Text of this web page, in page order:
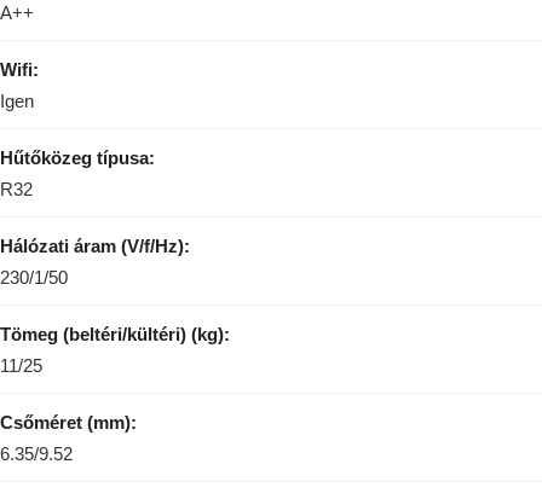
A++
Wifi:
Igen
Hűtőközeg típusa:
R32
Hálózati áram (V/f/Hz):
230/1/50
Tömeg (beltéri/kültéri) (kg):
11/25
Csőméret (mm):
6.35/9.52